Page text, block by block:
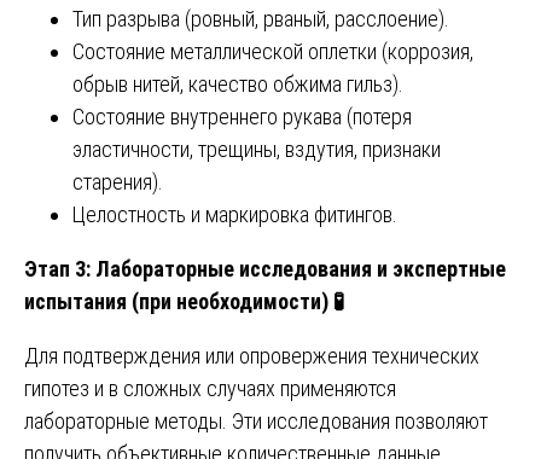
Тип разрыва (ровный, рваный, расслоение).
Состояние металлической оплетки (коррозия,
обрыв нитей, качество обжима гильз).
Состояние внутреннего рукава (потеря
эластичности, трещины, вздутия, признаки
старения).
Целостность и маркировка фитингов.
Этап 3: Лабораторные исследования и экспертные
испытания (при необходимости) 🧪
Для подтверждения или опровержения технических
гипотез и в сложных случаях применяются
лабораторные методы. Эти исследования позволяют
получить объективные количественные данные.